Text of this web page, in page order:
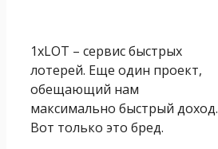
1xLOT – сервис быстрых
лотерей. Еще один проект,
обещающий нам
максимально быстрый доход.
Вот только это бред.